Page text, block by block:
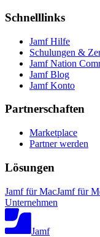
Schnelllinks
Jamf Hilfe
Schulungen &
Jamf Nation
Jamf Blog
Jamf Konto
Partnerschaften
Marketplace
Partner werden
Lösungen
Jamf für MacJamf für
Unternehmen
Jamf